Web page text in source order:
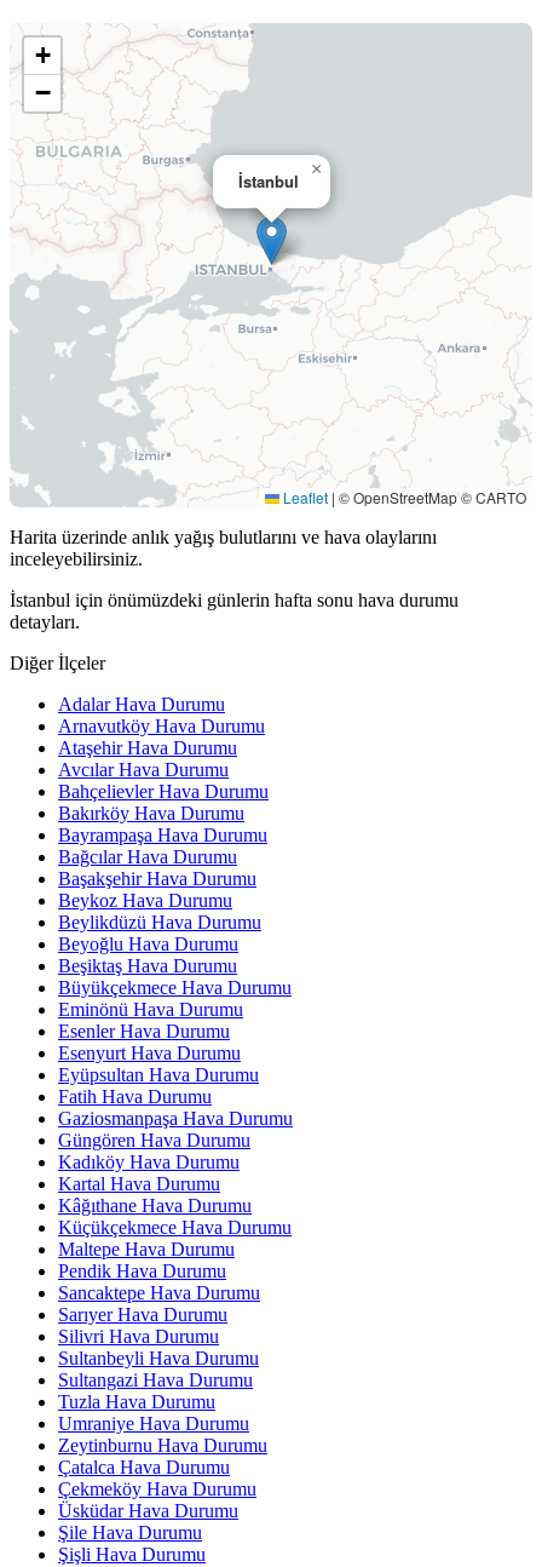
İstanbul
×
+
−
Leaflet | © OpenStreetMap © CARTO
Harita üzerinde anlık yağış bulutlarını ve hava olaylarını
inceleyebilirsiniz.
İstanbul için önümüzdeki günlerin hafta sonu hava durumu
detayları.
Diğer İlçeler
Adalar Hava Durumu
Arnavutköy Hava Durumu
Ataşehir Hava Durumu
Avcılar Hava Durumu
Bahçelievler Hava Durumu
Bakırköy Hava Durumu
Bayrampaşa Hava Durumu
Bağcılar Hava Durumu
Başakşehir Hava Durumu
Beykoz Hava Durumu
Beylikdüzü Hava Durumu
Beyoğlu Hava Durumu
Beşiktaş Hava Durumu
Büyükçekmece Hava Durumu
Eminönü Hava Durumu
Esenler Hava Durumu
Esenyurt Hava Durumu
Eyüpsultan Hava Durumu
Fatih Hava Durumu
Gaziosmanpaşa Hava Durumu
Güngören Hava Durumu
Kadıköy Hava Durumu
Kartal Hava Durumu
Kâğıthane Hava Durumu
Küçükçekmece Hava Durumu
Maltepe Hava Durumu
Pendik Hava Durumu
Sancaktepe Hava Durumu
Sarıyer Hava Durumu
Silivri Hava Durumu
Sultanbeyli Hava Durumu
Sultangazi Hava Durumu
Tuzla Hava Durumu
Umraniye Hava Durumu
Zeytinburnu Hava Durumu
Çatalca Hava Durumu
Çekmeköy Hava Durumu
Üsküdar Hava Durumu
Şile Hava Durumu
Şişli Hava Durumu